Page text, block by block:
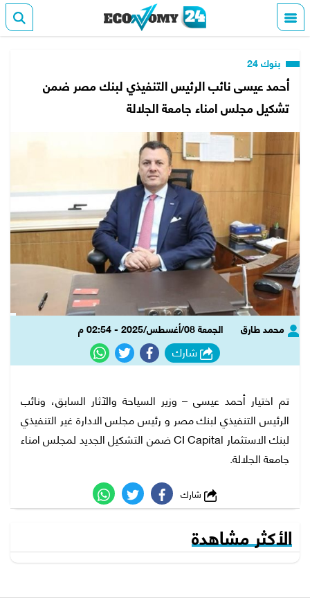
بنوك 24
أحمد عيسى نائب الرئيس التنفيذي لبنك مصر ضمن
تشكيل مجلس امناء جامعة الجلالة
محمد طارق الجمعة 08/أغسطس/2025 - 02:54 م
شارك
تم اختيار أحمد عيسى – وزير السياحة والآثار السابق، ونائب
الرئيس التنفيذي لبنك مصر و رئيس مجلس الادارة غير التنفيذي
لبنك الاستثمار CI Capital ضمن التشكيل الجديد لمجلس امناء
جامعة الجلالة.
الأكثر مشاهدة